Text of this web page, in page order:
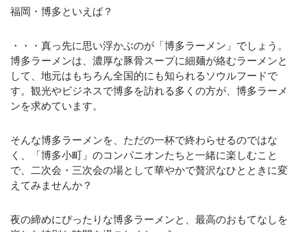
提携先
コンテンツ
お問い合わせ
CONTACT
お問い合わせはこちら
24時間受付中
福岡・博多といえば？
・・・真っ先に思い浮かぶのが「博多ラーメン」でしょう。
博多ラーメンは、濃厚な豚骨スープに細麺が絡むラーメンと
して、地元はもちろん全国的にも知られるソウルフードで
す。観光やビジネスで博多を訪れる多くの方が、博多ラーメ
ンを求めています。
そんな博多ラーメンを、ただの一杯で終わらせるのではな
く、「博多小町」のコンパニオンたちと一緒に楽しむこと
で、二次会・三次会の場として華やかで贅沢なひとときに変
えてみませんか？
夜の締めにぴったりな博多ラーメンと、最高のおもてなしを